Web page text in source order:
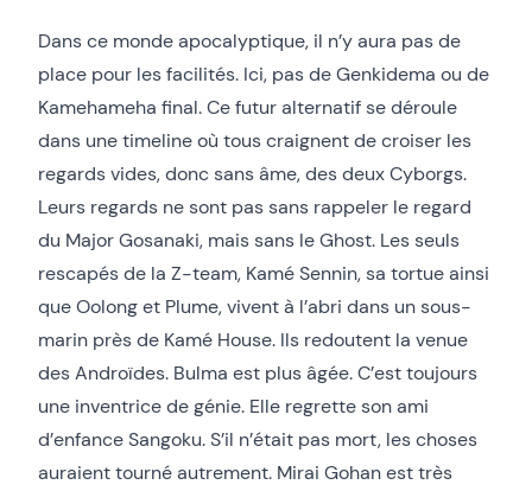
Dans ce monde apocalyptique, il n’y aura pas de
place pour les facilités. Ici, pas de Genkidema ou de
Kamehameha final. Ce futur alternatif se déroule
dans une timeline où tous craignent de croiser les
regards vides, donc sans âme, des deux Cyborgs.
Leurs regards ne sont pas sans rappeler le regard
du Major Gosanaki, mais sans le Ghost. Les seuls
rescapés de la Z-team, Kamé Sennin, sa tortue ainsi
que Oolong et Plume, vivent à l’abri dans un sous-
marin près de Kamé House. Ils redoutent la venue
des Androïdes. Bulma est plus âgée. C’est toujours
une inventrice de génie. Elle regrette son ami
d’enfance Sangoku. S’il n’était pas mort, les choses
auraient tourné autrement. Mirai Gohan est très